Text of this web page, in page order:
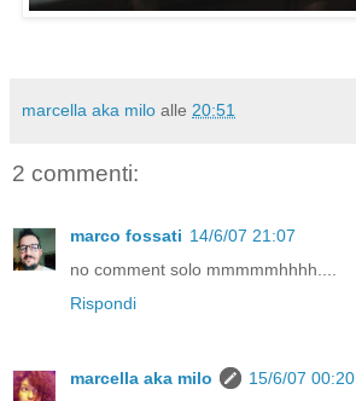
marcella aka milo alle 20:51
2 commenti:
marco fossati 14/6/07 21:07
no comment solo mmmmmhhhh....
Rispondi
marcella aka milo
15/6/07 00:20